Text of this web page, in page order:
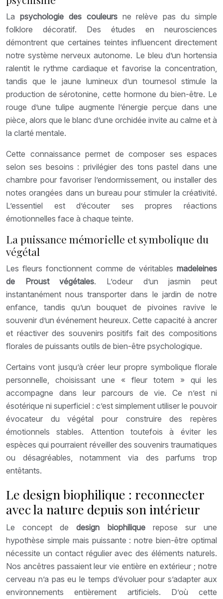
La psychologie des couleursne relève pas du simple
folklore décoratif. Des études en neurosciences
démontrent que certaines teintes influencent directement
notre système nerveux autonome. Le bleu d’un hortensia
ralentit le rythme cardiaque et favorise la concentration,
tandis que le jaune lumineux d’un tournesol stimule la
production de sérotonine, cette hormone du bien-être. Le
rouge d’une tulipe augmente l’énergie perçue dans une
pièce, alors que le blanc d’une orchidée invite au calme et à
la clarté mentale.
Cette connaissance permet de composer ses espaces
selon ses besoins : privilégier des tons pastel dans une
chambre pour favoriser l’endormissement, ou installer des
notes orangées dans un bureau pour stimuler la créativité.
L’essentiel est d’écouter ses propres réactions
émotionnelles face à chaque teinte.
La puissance mémorielle et symbolique du
végétal
Les fleurs fonctionnent comme de véritables madeleines
de Proust végétales. L’odeur d’un jasmin peut
instantanément nous transporter dans le jardin de notre
enfance, tandis qu’un bouquet de pivoines ravive le
souvenir d’un événement heureux. Cette capacité à ancrer
et réactiver des souvenirs positifs fait des compositions
florales de puissants outils de bien-être psychologique.
Certains vont jusqu’à créer leur propre symbolique florale
personnelle, choisissant une « fleur totem » qui les
accompagne dans leur parcours de vie. Ce n’est ni
ésotérique ni superficiel : c’est simplement utiliser le pouvoir
évocateur du végétal pour construire des repères
émotionnels stables. Attention toutefois à éviter les
espèces qui pourraient réveiller des souvenirs traumatiques
ou désagréables, notamment via des parfums trop
entêtants.
Le design biophilique : reconnecter
avec la nature depuis son intérieur
Le concept dedesign biophiliquerepose sur une
hypothèse simple mais puissante : notre bien-être optimal
nécessite un contact régulier avec des éléments naturels.
Nos ancêtres passaient leur vie entière en extérieur ; notre
cerveau n’a pas eu le temps d’évoluer pour s’adapter aux
environnements entièrement artificiels. D’où cette